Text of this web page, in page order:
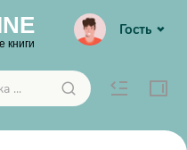
книги
Гость